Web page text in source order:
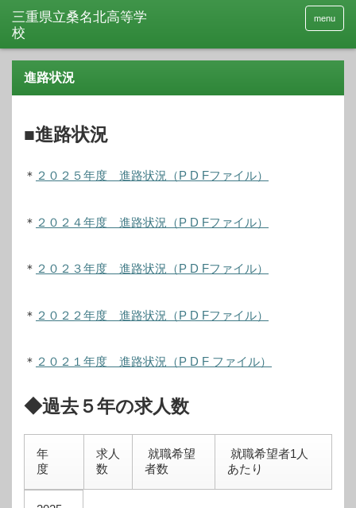
menu
進路状況
■進路状況
＊ ２０２５年度 進路状況（P D Fファイル）
＊ ２０２４年度 進路状況（P D Fファイル）
＊ ２０２３年度 進路状況（P D Fファイル）
＊ ２０２２年度 進路状況（P D Fファイル）
＊ ２０２１年度 進路状況（P D F ファイル）
◆過去５年の求人数
年
度
求人
数
就職希望
者数
就職希望者1人
あたり